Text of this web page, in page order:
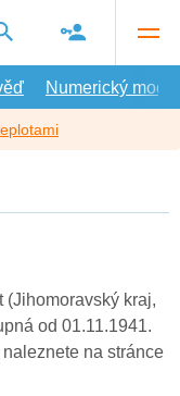
Numerický model
(Jihomoravský kraj,
od 01.11.1941.
naleznete na stránce